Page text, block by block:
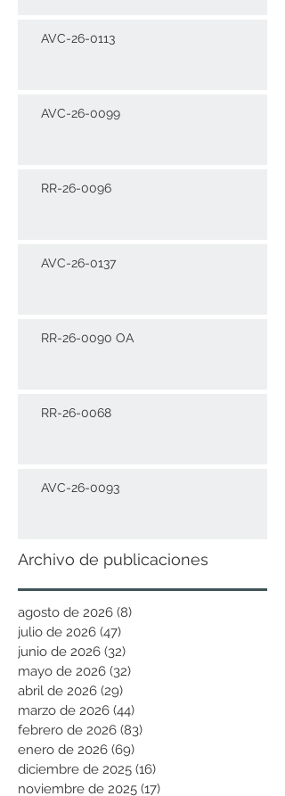
AVC-26-0113
AVC-26-0099
RR-26-0096
AVC-26-0137
RR-26-0090 OA
RR-26-0068
AVC-26-0093
Archivo de publicaciones
agosto de 2026 (8)
julio de 2026 (47)
junio de 2026 (32)
mayo de 2026 (32)
abril de 2026 (29)
marzo de 2026 (44)
febrero de 2026 (83)
enero de 2026 (69)
diciembre de 2025 (16)
noviembre de 2025 (17)